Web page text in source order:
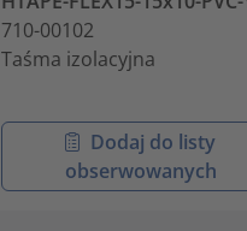
710-00102
Taśma izolacyjna
Dodaj do listy
obserwowanych